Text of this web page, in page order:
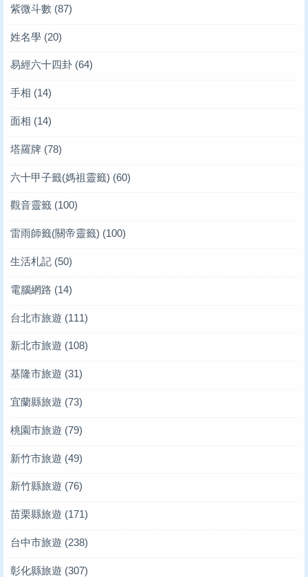
紫微斗數 (87)
姓名學 (20)
易經六十四卦 (64)
手相 (14)
面相 (14)
塔羅牌 (78)
六十甲子籤(媽祖靈籤) (60)
觀音靈籤 (100)
雷雨師籤(關帝靈籤) (100)
生活札記 (50)
電腦網路 (14)
台北市旅遊 (111)
新北市旅遊 (108)
基隆市旅遊 (31)
宜蘭縣旅遊 (73)
桃園市旅遊 (79)
新竹市旅遊 (49)
新竹縣旅遊 (76)
苗栗縣旅遊 (171)
台中市旅遊 (238)
彰化縣旅遊 (307)